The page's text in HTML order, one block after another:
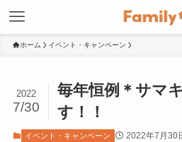
ホーム イベント・キャンペーン
毎年恒例＊サマ
す！！
2022
7/30
イベント・キャンペーン 2022年7月30